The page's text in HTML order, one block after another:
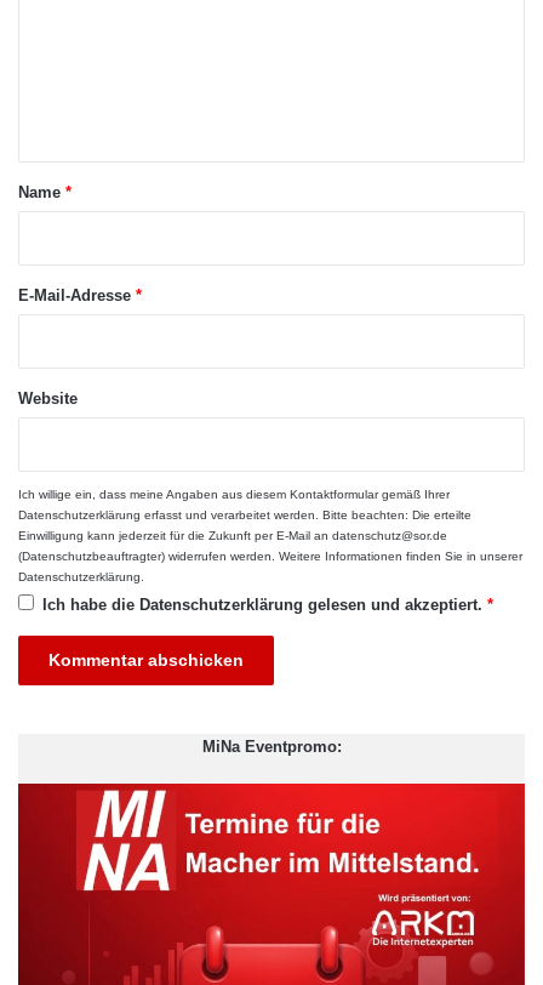
Der Gewinn: Umfangreiche
Digital Marketing
a
Name *
E-Mail-Adresse *
Website
Ich willige ein, dass meine Angaben aus diesem Kontaktformular gemäß Ihrer
Datenschutzerklärung erfasst und verarbeitet werden. Bitte beachten: Die erteilte
Einwilligung kann jederzeit für die Zukunft per E-Mail an datenschutz@sor.de
(Datenschutzbeauftragter) widerrufen werden. Weitere Informationen finden Sie in unserer
Datenschutzerklärung
Ich habe die Datenschutzerklärung gelesen und akzeptiert. *
MiNa Eventpromo: